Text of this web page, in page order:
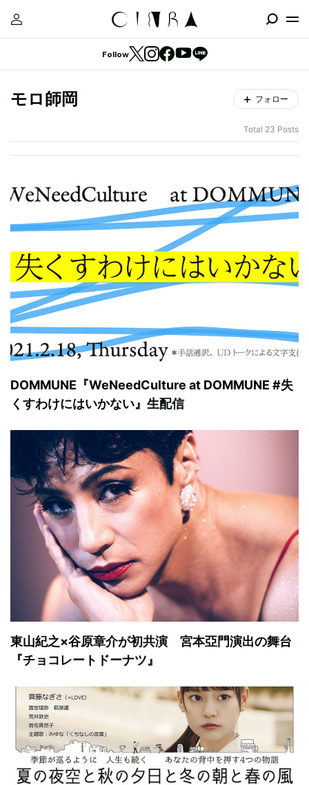
Follow
モロ師岡 フォロー
Total 23 Posts
DOMMUNE『WeNeedCulture at DOMMUNE #失
くすわけにはいかない』生配信
東山紀之×谷原章介が初共演 宮本亞門演出の舞台
『チョコレートドーナツ』